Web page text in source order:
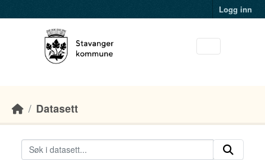
Logg inn
Datasett